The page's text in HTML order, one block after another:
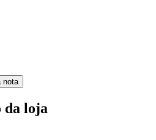
nota
da loja